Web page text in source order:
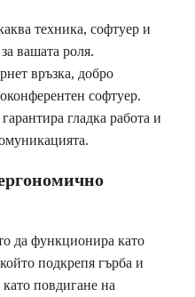
техника, софтуер и
вашата роля.
връзка, добро
софтуер.
гладка работа и
да функционира като
подкрепя гърба и
повдигане на